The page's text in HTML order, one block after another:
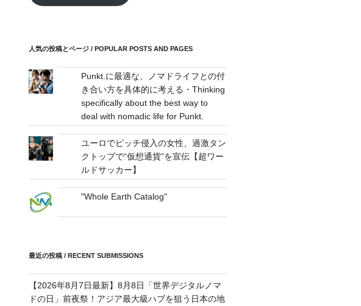
レ
mail
人気の投稿とページ / POPULAR POSTS AND PAGES
Punkt.に最適な、ノマドライフとの付
き合い方を具体的に考える・Thinking
specifically about the best way to
deal with nomadic life for Punkt.
ユーロでピッチ侵入の女性、過激タン
クトップで“仮想通貨”を宣伝【超ワー
ルドサッカー】
"Whole Earth Catalog"
最近の投稿 / RECENT SUBMISSIONS
【2026年8月7日最新】8月8日「世界デジタルノマ
ドの日」前夜祭！アジア最大級ハブを狙う日本の地